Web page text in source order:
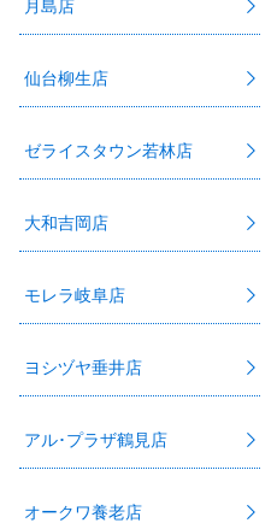
月島店
仙台柳生店
ゼライスタウン若林店
大和吉岡店
モレラ岐阜店
ヨシヅヤ垂井店
アル･プラザ鶴見店
オークワ養老店